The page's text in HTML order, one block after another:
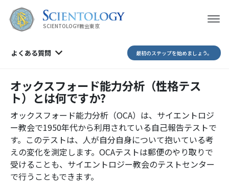
SCIENTOLOGY教会東京
よくある質問 最初のステップを始めましょう。
オックスフォード能力分析（性格テス
ト）とは何ですか?
オックスフォード能力分析（OCA）は、サイエントロジ
ー教会で1950年代から利用されている自己報告テストで
す。このテストは、人が自分自身について抱いている考
えの変化を測定します。OCAテストは郵便のやり取りで
受けることも、サイエントロジー教会のテストセンター
で行うこともできます。